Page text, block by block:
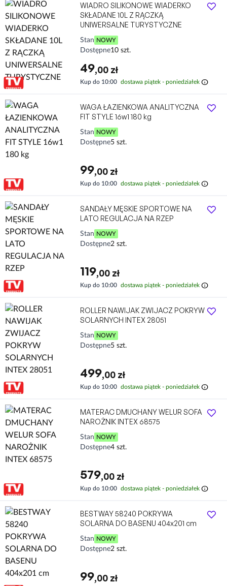
WIADRO SILIKONOWE WIADERKO
SKŁADANE 10L Z RĄCZKĄ
UNIWERSALNE TURYSTYCZNE
Stan NOWY
Dostępne10 szt.
49,00 zł
Kup do 10:00 dostawa piątek - poniedziałek info
WAGA ŁAZIENKOWA ANALITYCZNA
FIT STYLE 16w1 180 kg
Stan NOWY
Dostępne5 szt.
99,00 zł
Kup do 10:00 dostawa piątek - poniedziałek info
SANDAŁY MĘSKIE SPORTOWE NA
LATO REGULACJA NA RZEP
Stan NOWY
Dostępne2 szt.
119,00 zł
Kup do 10:00 dostawa piątek - poniedziałek info
ROLLER NAWIJAK ZWIJACZ POKRYW
SOLARNYCH INTEX 28051
Stan NOWY
Dostępne5 szt.
499,00 zł
Kup do 10:00 dostawa piątek - poniedziałek info
MATERAC DMUCHANY WELUR SOFA
NAROŻNIK INTEX 68575
Stan NOWY
Dostępne4 szt.
579,00 zł
Kup do 10:00 dostawa piątek - poniedziałek info
BESTWAY 58240 POKRYWA
SOLARNA DO BASENU 404x201 cm
Stan NOWY
Dostępne2 szt.
99,00 zł